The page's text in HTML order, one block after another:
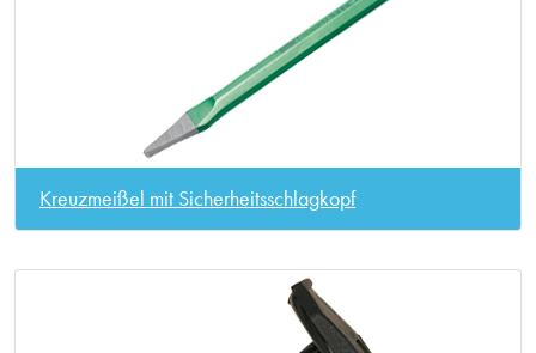
Kreuzmeißel mit Sicherheitsschlagkopf